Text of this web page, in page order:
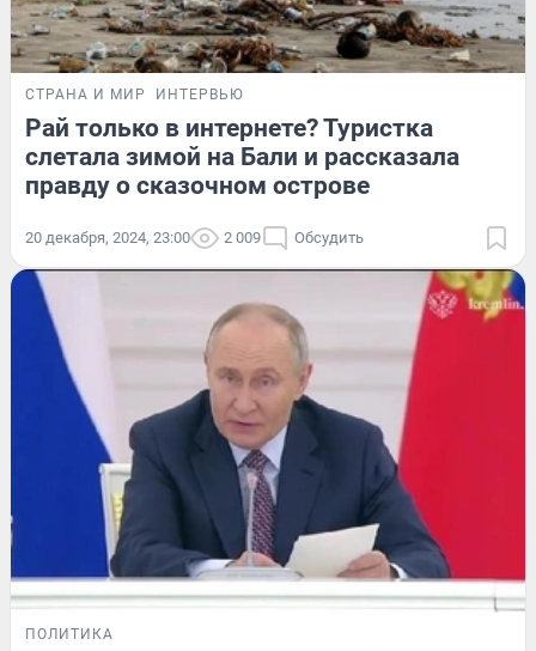
СТРАНА И МИР ИНТЕРВЬЮ
Рай только в интернете? Туристка
слетала зимой на Бали и рассказала
правду о сказочном острове
20 декабря, 2024, 23:00 2 009 Обсудить
ПОЛИТИКА